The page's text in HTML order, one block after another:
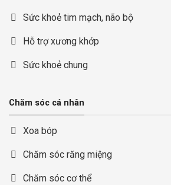
Sức khoẻ tim mạch, não bộ
Hỗ trợ xương khớp
Sức khoẻ chung
Chăm sóc cá nhân
Xoa bóp
Chăm sóc răng miệng
Chăm sóc cơ thể